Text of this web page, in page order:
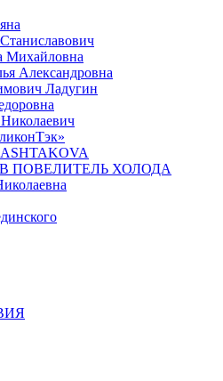
Михайловна
Александровна
Ладугин
ПОВЕЛИТЕЛЬ ХОЛОДА